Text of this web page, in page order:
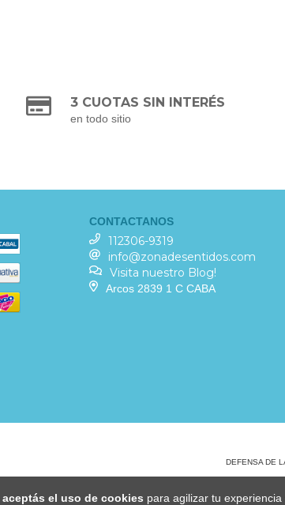
aceptás el uso de cookies para agilizar tu experiencia
3 CUOTAS SIN INTERÉS
en todo sitio
CONTACTANOS
112306-9319
info@zonadesentidos.com
Visita nuestro Blog!
Arcos 2839 1 C CABA
DEFENSA DE